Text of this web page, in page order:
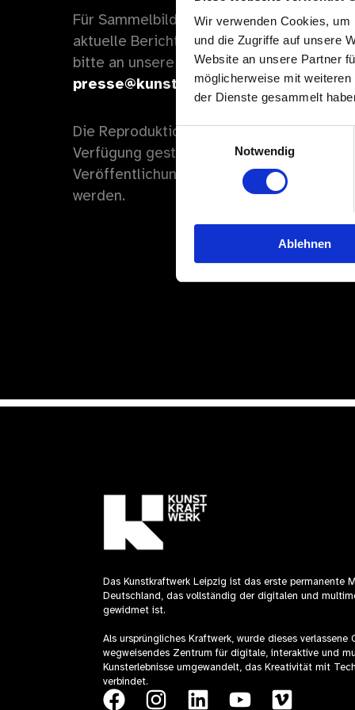
Wir verwenden Cookies,
und die Zugriffe auf unsere
Website an unsere Partner
möglicherweise mit
der Dienste gesammelt
Einwilligungsauswahl
Notwendig
Ablehnen
Für Sammelbilder oder
aktuelle Berichterstattung hinausgehen,
bitte an unsere Mitarbeiter der
presse@kunstkraftwerk-leipzig.com.
Die Reproduktionsgenehmigung gilt nur
Verfügung gestellten digitalen Bilder; die
Veröffentlichungsrechte müssen
werden.
Das Kunstkraftwerk Leipzig ist das erste permanente
Deutschland, das vollständig der digitalen und
gewidmet ist.
Als ursprüngliches Kraftwerk, wurde dieses verlassene
wegweisendes Zentrum für digitale, interaktive und
Kunsterlebnisse umgewandelt, das Kreativität mit
verbindet.
F
I
L
Y
V